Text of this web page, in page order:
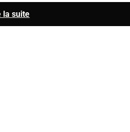
la suite